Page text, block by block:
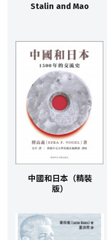
Stalin and Mao
中國和日本（精裝
版）